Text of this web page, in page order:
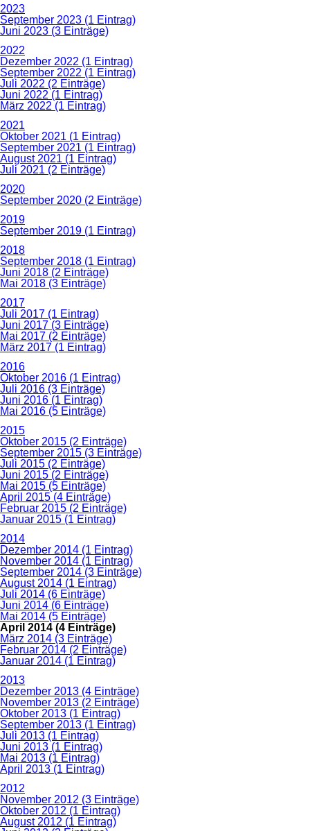
2023
September 2023 (1 Eintrag)
Juni 2023 (3 Einträge)
2022
Dezember 2022 (1 Eintrag)
September 2022 (1 Eintrag)
Juli 2022 (2 Einträge)
Juni 2022 (1 Eintrag)
März 2022 (1 Eintrag)
2021
Oktober 2021 (1 Eintrag)
September 2021 (1 Eintrag)
August 2021 (1 Eintrag)
Juli 2021 (2 Einträge)
2020
September 2020 (2 Einträge)
2019
September 2019 (1 Eintrag)
2018
September 2018 (1 Eintrag)
Juni 2018 (2 Einträge)
Mai 2018 (3 Einträge)
2017
Juli 2017 (1 Eintrag)
Juni 2017 (3 Einträge)
Mai 2017 (2 Einträge)
März 2017 (1 Eintrag)
2016
Oktober 2016 (1 Eintrag)
Juli 2016 (3 Einträge)
Juni 2016 (1 Eintrag)
Mai 2016 (5 Einträge)
2015
Oktober 2015 (2 Einträge)
September 2015 (3 Einträge)
Juli 2015 (2 Einträge)
Juni 2015 (2 Einträge)
Mai 2015 (5 Einträge)
April 2015 (4 Einträge)
Februar 2015 (2 Einträge)
Januar 2015 (1 Eintrag)
2014
Dezember 2014 (1 Eintrag)
November 2014 (1 Eintrag)
September 2014 (3 Einträge)
August 2014 (1 Eintrag)
Juli 2014 (6 Einträge)
Juni 2014 (6 Einträge)
Mai 2014 (5 Einträge)
April 2014 (4 Einträge)
März 2014 (3 Einträge)
Februar 2014 (2 Einträge)
Januar 2014 (1 Eintrag)
2013
Dezember 2013 (4 Einträge)
November 2013 (2 Einträge)
Oktober 2013 (1 Eintrag)
September 2013 (1 Eintrag)
Juli 2013 (1 Eintrag)
Juni 2013 (1 Eintrag)
Mai 2013 (1 Eintrag)
April 2013 (1 Eintrag)
2012
November 2012 (3 Einträge)
Oktober 2012 (1 Eintrag)
August 2012 (1 Eintrag)